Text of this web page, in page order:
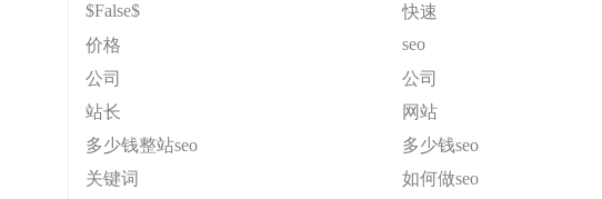
$False$
快速
价格
seo
公司
公司
站长
网站
多少钱整站seo
多少钱seo
关键词
如何做seo